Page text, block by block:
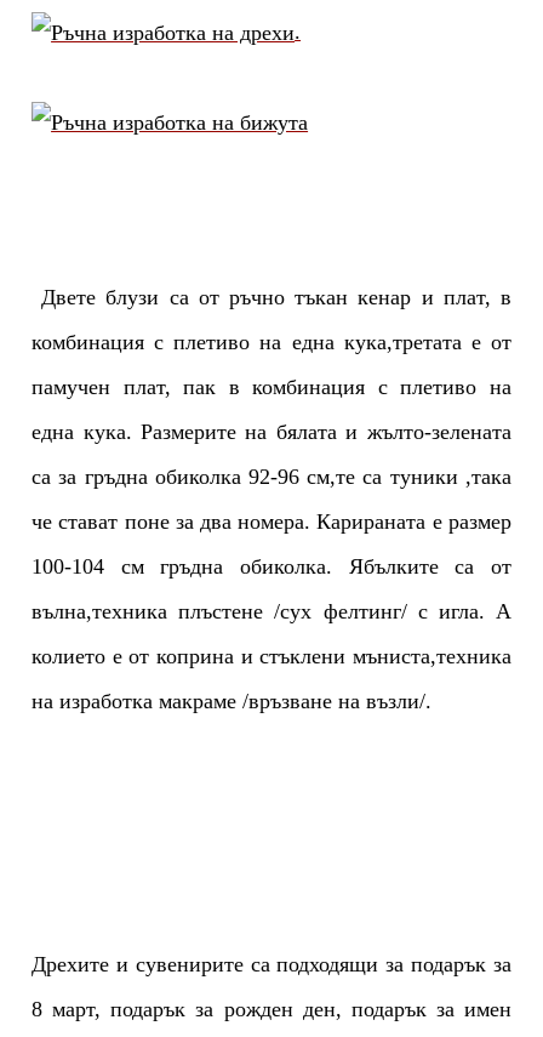
.
Двете блузи са от ръчно тъкан кенар и плат, в
комбинация с плетиво на една кука,третата е от
памучен плат, пак в комбинация с плетиво на
една кука. Размерите на бялата и жълто-зелената
са за гръдна обиколка 92-96 см,те са туники ,така
че стават поне за два номера. Карираната е размер
100-104 см гръдна обиколка. Ябълките са от
вълна,техника плъстене /сух фелтинг/ с игла. А
колието е от коприна и стъклени мъниста,техника
на изработка макраме /връзване на възли/.
Дрехите и сувенирите са подходящи за подарък за
8 март, подарък за рожден ден, подарък за имен